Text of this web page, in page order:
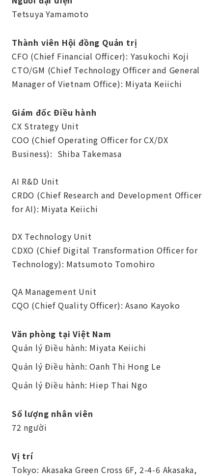
Tetsuya Yamamoto
Thành viên Hội đồng Quản trị
CFO (Chief Financial Officer): Yasukochi Koji
CTO/GM (Chief Technology Officer and General
Manager of Vietnam Office): Miyata Keiichi
Giám đốc Điều hành
CX Strategy Unit
COO (Chief Operating Officer for CX/DX
Business): Shiba Takemasa
AI R&D Unit
CRDO (Chief Research and Development Officer
for AI): Miyata Keiichi
DX Technology Unit
CDXO (Chief Digital Transformation Officer for
Technology): Matsumoto Tomohiro
QA Management Unit
CQO (Chief Quality Officer): Asano Kayoko
Văn phòng tại Việt Nam
Quản lý Điều hành: Miyata Keiichi
Quản lý Điều hành: Oanh Thi Hong Le
Quản lý Điều hành: Hiep Thai Ngo
Số lượng nhân viên
72 người
Vị trí
Tokyo: Akasaka Green Cross 6F, 2-4-6 Akasaka,